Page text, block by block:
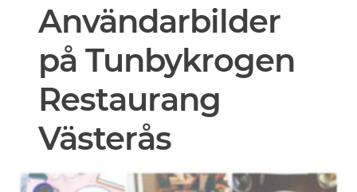
Användarbilder
på Tunbykrogen
Restaurang
Västerås